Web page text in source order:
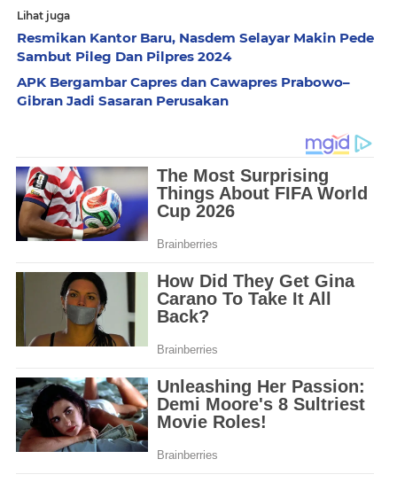
Lihat juga
Resmikan Kantor Baru, Nasdem Selayar Makin Pede
Sambut Pileg Dan Pilpres 2024
APK Bergambar Capres dan Cawapres Prabowo–
Gibran Jadi Sasaran Perusakan